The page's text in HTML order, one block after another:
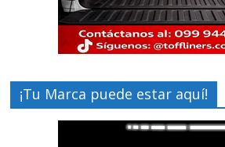
¡Tu Marca puede estar aquí!